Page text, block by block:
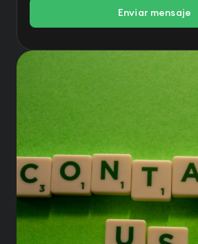
Enviar mensaje